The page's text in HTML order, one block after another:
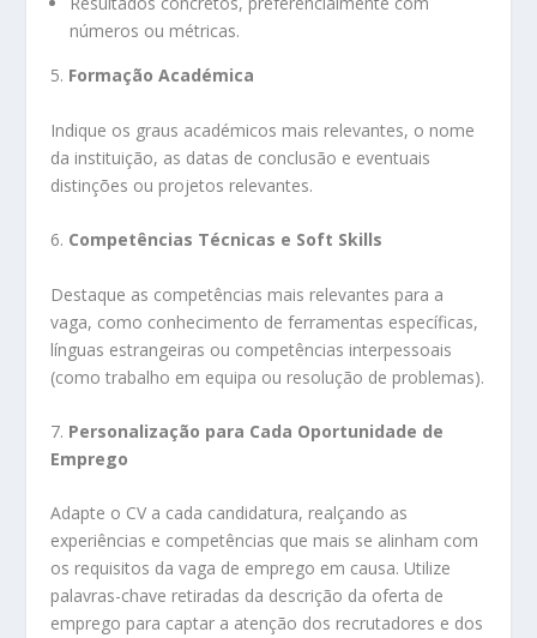
números ou métricas.
5. Formação Académica
Indique os graus académicos mais relevantes, o nome
da instituição, as datas de conclusão e eventuais
distinções ou projetos relevantes.
6. Competências Técnicas e Soft Skills
Destaque as competências mais relevantes para a
vaga, como conhecimento de ferramentas específicas,
línguas estrangeiras ou competências interpessoais
(como trabalho em equipa ou resolução de problemas).
7. Personalização para Cada Oportunidade de
Emprego
Adapte o CV a cada candidatura, realçando as
experiências e competências que mais se alinham com
os requisitos da vaga de emprego em causa. Utilize
palavras-chave retiradas da descrição da oferta de
emprego para captar a atenção dos recrutadores e dos